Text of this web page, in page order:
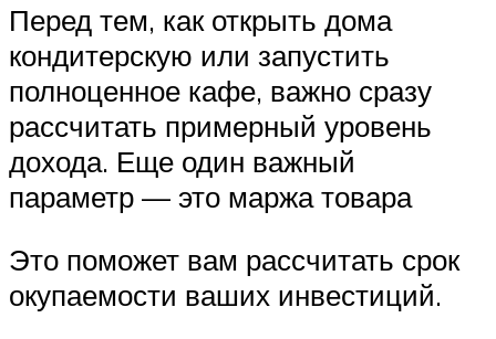
Перед тем, как открыть дома
кондитерскую или запустить
полноценное кафе, важно сразу
рассчитать примерный уровень
дохода. Еще один важный
параметр — это маржа товара
Это поможет вам рассчитать срок
окупаемости ваших инвестиций.